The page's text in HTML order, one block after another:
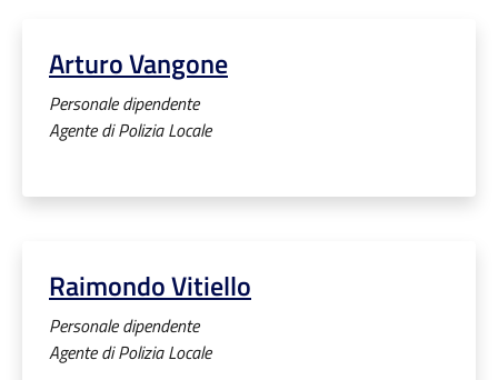
Arturo Vangone
Personale dipendente
Agente di Polizia Locale
Raimondo Vitiello
Personale dipendente
Agente di Polizia Locale